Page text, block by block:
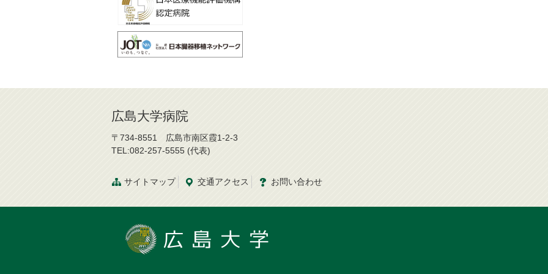
広島大学病院
〒734-8551 広島市南区霞1-2-3
TEL:082-257-5555 (代表)
サイトマップ 交通アクセス お問い合わせ